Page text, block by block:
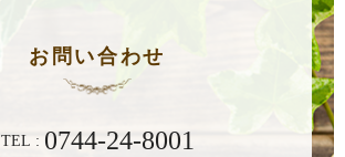
お問い合わせ
TEL : 0744-24-8001